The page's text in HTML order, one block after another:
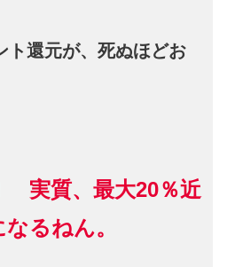
ト還元が、死ぬほどお
実質、最大20％近
るねん。